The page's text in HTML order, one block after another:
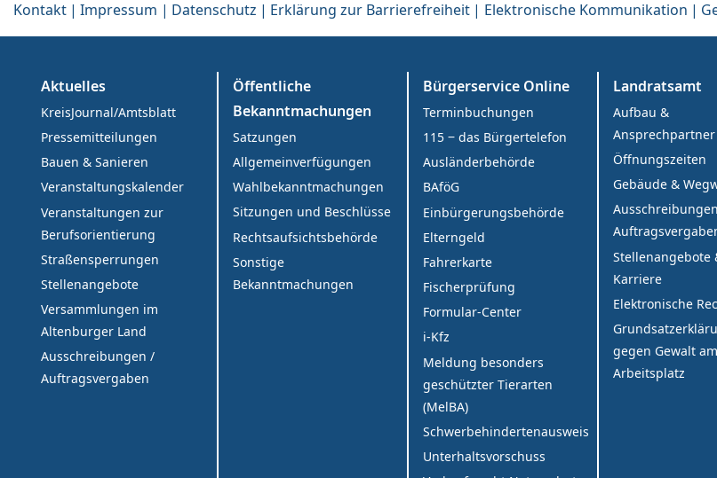
Kontakt Impressum Datenschutz Erklärung zur Barrierefreiheit Elektronische Kommunikation
Aktuelles
KreisJournal/Amtsblatt
Pressemitteilungen
Bauen & Sanieren
Veranstaltungskalender
Veranstaltungen zur
Berufsorientierung
Straßensperrungen
Stellenangebote
Versammlungen im
Altenburger Land
Ausschreibungen /
Auftragsvergaben
Öffentliche
Bekanntmachungen
Satzungen
Allgemeinverfügungen
Wahlbekanntmachungen
Sitzungen und Beschlüsse
Rechtsaufsichtsbehörde
Sonstige
Bekanntmachungen
Bürgerservice Online
Terminbuchungen
115 ‒ das Bürgertelefon
Ausländerbehörde
BAföG
Einbürgerungsbehörde
Elterngeld
Fahrerkarte
Fischerprüfung
Formular-Center
i-Kfz
Meldung besonders
geschützter Tierarten
(MelBA)
Schwerbehindertenausweis
Unterhaltsvorschuss
Landratsamt
Aufbau &
Ansprechpartner
Öffnungszeiten
Gebäude &
Stellenangebote
Karriere
Elektronische
gegen Gewalt am
Arbeitsplatz